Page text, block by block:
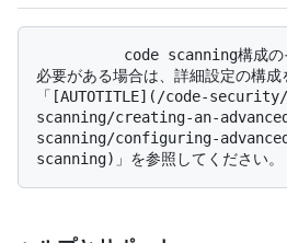
必要がある場合は、詳細設定の構成
「[AUTOTITLE](/code-
scanning/creating-an-
scanning/configuring-